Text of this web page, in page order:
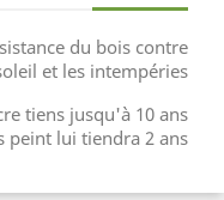
du bois contre
et les intempéries.
tiens jusqu'à 10 ans
lui tiendra 2 ans.